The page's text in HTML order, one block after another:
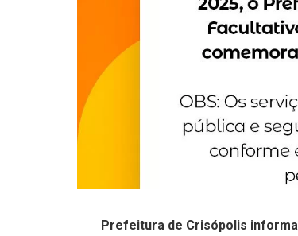
Prefeitura de Crisópolis informa